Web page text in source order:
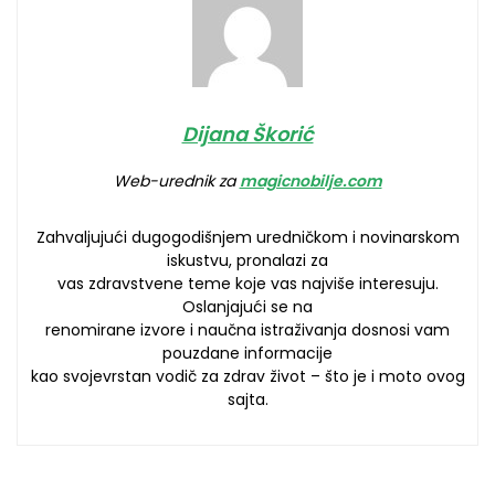
Dijana Škorić
Web-urednik zamagicnobilje.com
Zahvaljujući dugogodišnjem uredničkom i novinarskom
iskustvu, pronalazi za
vas zdravstvene teme koje vas najviše interesuju.
Oslanjajući se na
renomirane izvore i naučna istraživanja dosnosi vam
pouzdane informacije
kao svojevrstan vodič za zdrav život – što je i moto ovog
sajta.